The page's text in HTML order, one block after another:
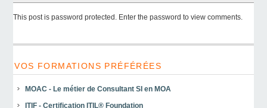
This post is password protected. Enter the password to view comments.
VOS FORMATIONS PRÉFÉRÉES
MOAC - Le métier de Consultant SI en MOA
ITIF - Certification ITIL® Foundation